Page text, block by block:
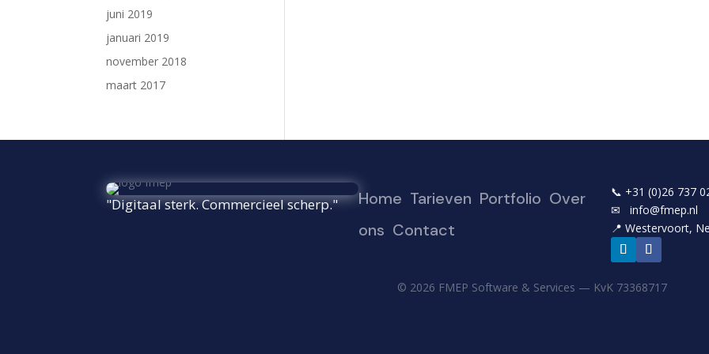
juni 2019
januari 2019
november 2018
maart 2017
"Digitaal sterk. Commercieel scherp." Home Tarieven Portfolio Over
ons Contact
📞 +31 (0)26 737
✉info@fmep.nl
📍Westervoort,
© 2026 FMEP Software & Services — KvK 73368717